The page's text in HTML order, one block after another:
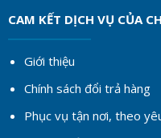
CAM KẾT DỊCH VỤ CỦA
Giới thiệu
Chính sách đổi trả hàng
Phục vụ tận nơi, theo